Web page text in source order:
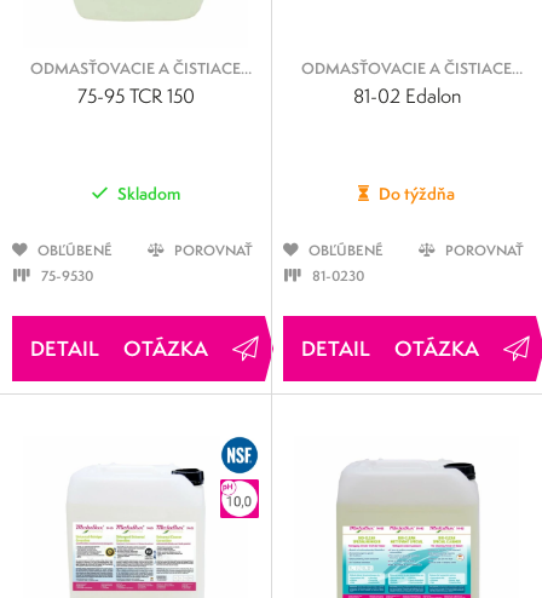
ODMASŤOVACIE A ČISTIACE
KVAPALINY
75-95 TCR 150
Skladom
OBĽÚBENÉ
POROVNAŤ
75-9530
OTÁZKA
ODMASŤOVACIE A ČISTIACE
KVAPALINY
81-02 Edalon
Do týždňa
OBĽÚBENÉ
POROVNAŤ
81-0230
OTÁZKA